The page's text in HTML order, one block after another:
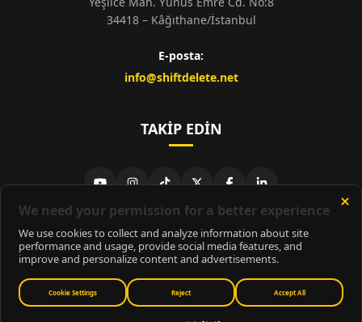
34418 – Kâğıthane/İstanbul
E-posta:
info@shiftdelete.net
TAKIP EDIN
© 2026ShiftDelete.Net- Tüm hakları saklıdır.
ShiftDelete.Net, İnternet Medyası ve Bilişim Muhabirleri Derneği
üyesidir.